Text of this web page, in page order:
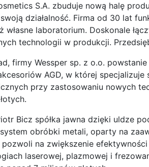
S.A. zbuduje nową halę
działalność. Firma od 30 lat
własne laboratorium. Doskonale
technologii w produkcji.
firmy Wessper sp. z o.o.
AGD, w której
przy zastosowaniu nowych
Bicz spółka jawna dzięki uldze
obróbki metali, oparty na
na zwiększenie
laserowej, plazmowej i